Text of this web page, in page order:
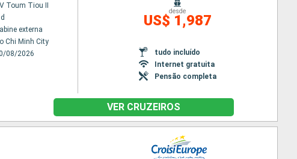
Toum Tiou II
externa
Chi Minh City
08/2026
desde
US$ 1,987
tudo incluído
Internet gratuita
Pensão completa
VER CRUZEIROS